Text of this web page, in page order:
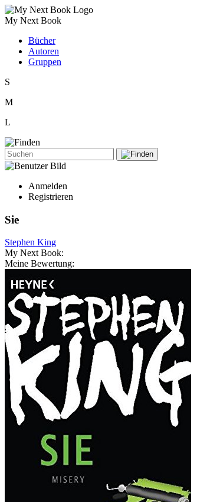
My Next Book
Bücher
Autoren
Gruppen
S
M
L
Anmelden
Registrieren
Sie
Stephen King
My Next Book:
Meine Bewertung: